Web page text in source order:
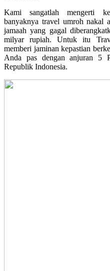
Kami sangatlah mengerti
banyaknya travel umroh nakal
jamaah yang gagal
milyar rupiah. Untuk itu
memberi jaminan kepastian
Anda pas dengan anjuran 5
Republik Indonesia.